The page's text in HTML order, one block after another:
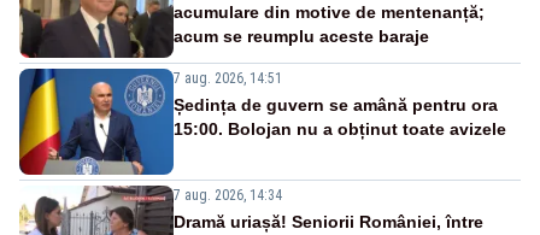
acumulare din motive de mentenanță;
acum se reumplu aceste baraje
7 aug. 2026, 14:51
Ședința de guvern se amână pentru ora
15:00. Bolojan nu a obținut toate avizele
7 aug. 2026, 14:34
Dramă uriașă! Seniorii României, între